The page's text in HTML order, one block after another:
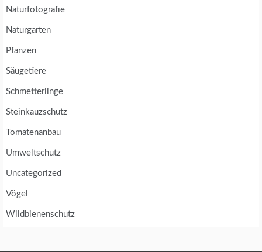
Naturfotografie
Naturgarten
Pfanzen
Säugetiere
Schmetterlinge
Steinkauzschutz
Tomatenanbau
Umweltschutz
Uncategorized
Vögel
Wildbienenschutz